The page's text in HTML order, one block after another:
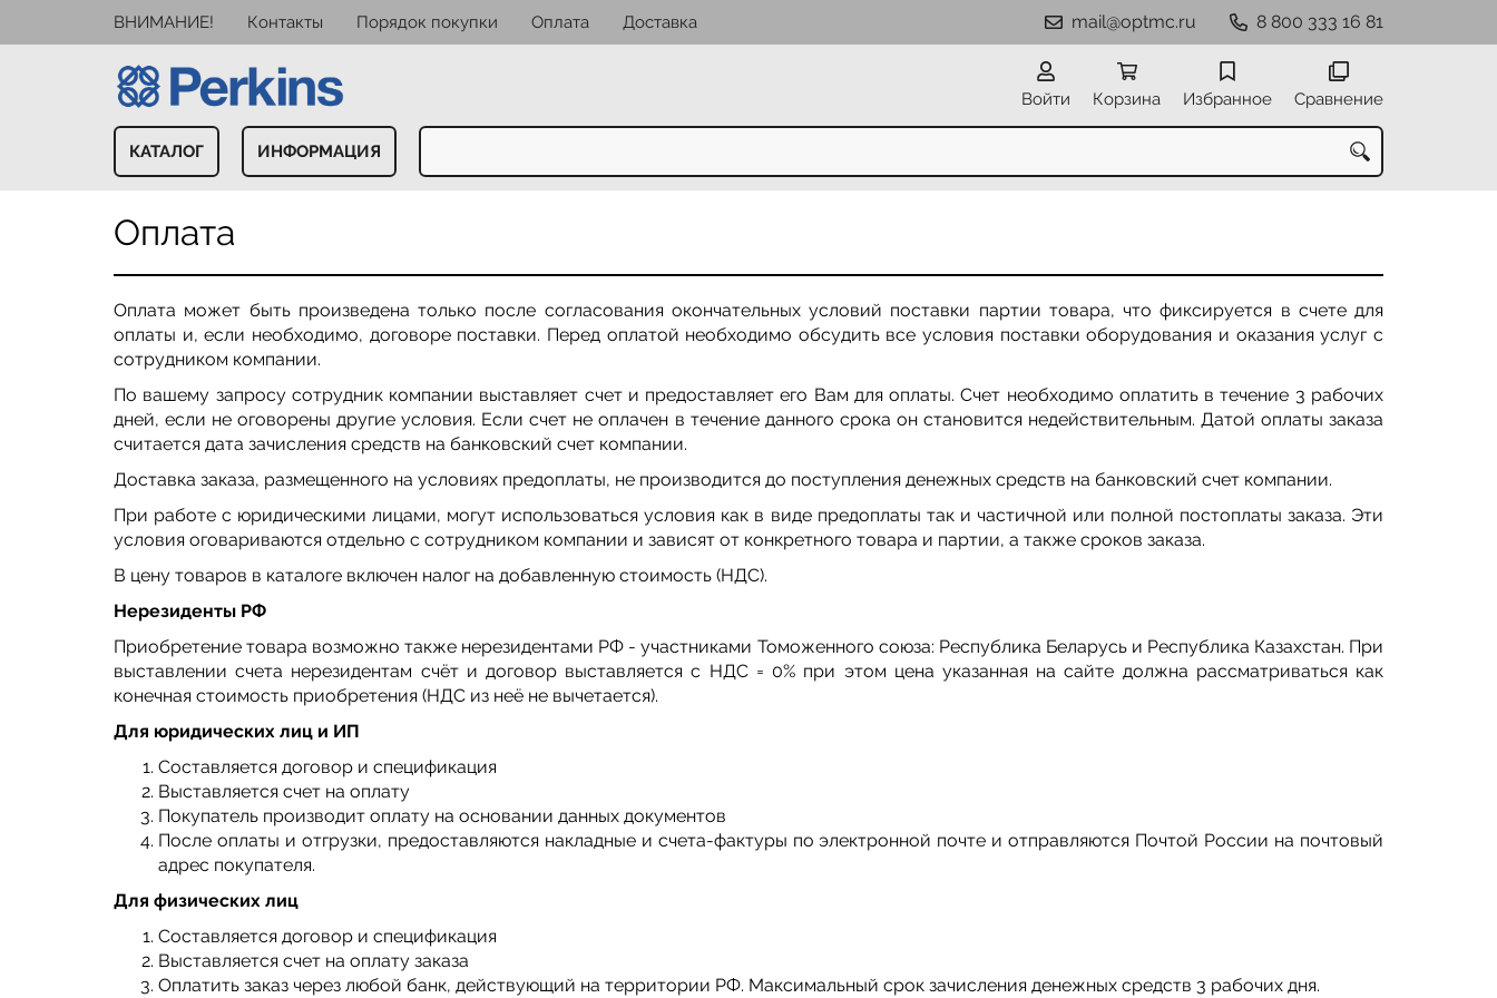
ВНИМАНИЕ! Контакты Порядок покупки Оплата Доставка 8 800 333 16 81
mail@optmc.ru
Войти Корзина Избранное Сравнение
КАТАЛОГ ИНФОРМАЦИЯ
Оплата
Оплата может быть произведена только после согласования окончательных условий поставки партии товара, что фиксируется в счете для
оплаты и, если необходимо, договоре поставки. Перед оплатой необходимо обсудить все условия поставки оборудования и оказания услуг с
сотрудником компании.
По вашему запросу сотрудник компании выставляет счет и предоставляет его Вам для оплаты. Счет необходимо оплатить в течение 3 рабочих
дней, если не оговорены другие условия. Если счет не оплачен в течение данного срока он становится недействительным. Датой оплаты заказа
считается дата зачисления средств на банковский счет компании.
Доставка заказа, размещенного на условиях предоплаты, не производится до поступления денежных средств на банковский счет компании.
При работе с юридическими лицами, могут использоваться условия как в виде предоплаты так и частичной или полной постоплаты заказа. Эти
условия оговариваются отдельно с сотрудником компании и зависят от конкретного товара и партии, а также сроков заказа.
В цену товаров в каталоге включен налог на добавленную стоимость (НДС).
Нерезиденты РФ
Приобретение товара возможно также нерезидентами РФ - участниками Томоженного союза: Республика Беларусь и Республика Казахстан. При
выставлении счета нерезидентам счёт и договор выставляется с НДС = 0% при этом цена указанная на сайте должна рассматриваться как
конечная стоимость приобретения (НДС из неё не вычетается).
Для юридических лиц и ИП
Составляется договор и спецификация
Выставляется счет на оплату
Покупатель производит оплату на основании данных документов
После оплаты и отгрузки, предоставляются накладные и счета-фактуры по электронной почте и отправляются Почтой России на почтовый
адрес покупателя.
Для физических лиц
Составляется договор и спецификация
Выставляется счет на оплату заказа
Оплатить заказ через любой банк, действующий на территории РФ. Максимальный срок зачисления денежных средств 3 рабочих дня.